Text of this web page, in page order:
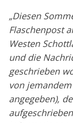
„Diesen
Flaschenpost
Westen
und die
geschrieben
von
angegeben),